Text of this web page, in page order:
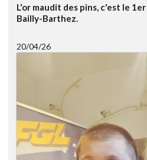
L'or maudit des pins, c'est le
Bailly-Barthez.
20/04/26